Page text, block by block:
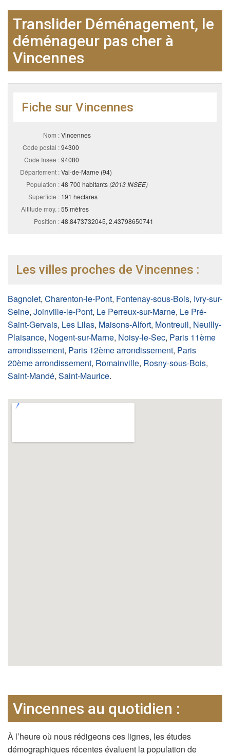
Translider Déménagement, le
déménageur pas cher à
Vincennes
Fiche sur Vincennes
Nom :Vincennes
Code postal :94300
Code Insee :94080
Département :Val-de-Marne (94)
Population :48 700 habitants(2013 INSEE)
Superficie : 191 hectares
Altitude moy. :55 mètres
Position :48.8473732045, 2.43798650741
Les villes proches de Vincennes :
Bagnolet, Charenton-le-Pont, Fontenay-sous-Bois, Ivry-sur-
Seine, Joinville-le-Pont, Le Perreux-sur-Marne, Le Pré-
Saint-Gervais, Les Lilas, Maisons-Alfort, Montreuil, Neuilly-
Plaisance, Nogent-sur-Marne, Noisy-le-Sec, Paris 11ème
arrondissement, Paris 12ème arrondissement, Paris
20ème arrondissement, Romainville, Rosny-sous-Bois,
Saint-Mandé, Saint-Maurice.
Vincennes au quotidien :
À l’heure où nous rédigeons ces lignes, les études
démographiques récentes évaluent la population de